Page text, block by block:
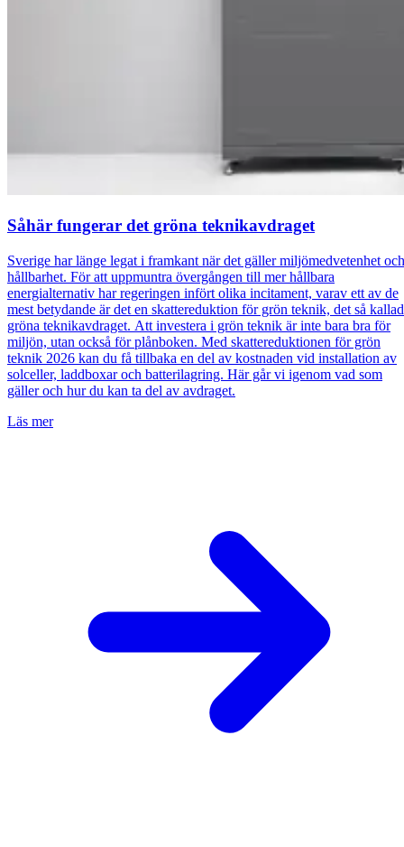
Såhär fungerar det gröna teknikavdraget
Sverige har länge legat i framkant när det gäller miljömedvetenhet och
hållbarhet. För att uppmuntra övergången till mer hållbara
energialternativ har regeringen infört olika incitament, varav ett av de
mest betydande är det en skattereduktion för grön teknik, det så
gröna teknikavdraget. Att investera i grön teknik är inte bara bra för
miljön, utan också för plånboken. Med skattereduktionen för grön
teknik 2026 kan du få tillbaka en del av kostnaden vid installation av
solceller, laddboxar och batterilagring. Här går vi igenom vad som
gäller och hur du kan ta del av avdraget.
Läs mer